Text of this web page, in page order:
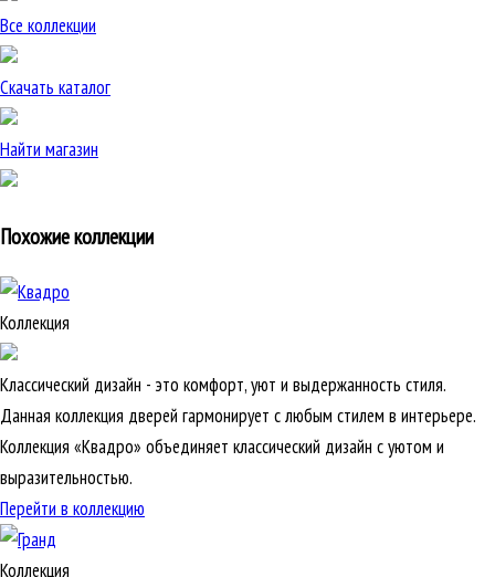
Все коллекции
Скачать каталог
Найти магазин
Похожие коллекции
Коллекция
Классический дизайн - это комфорт, уют и выдержанность стиля.
Данная коллекция дверей гармонирует с любым стилем в интерьере.
Коллекция «Квадро» объединяет классический дизайн с уютом и
выразительностью.
Перейти в коллекцию
Коллекция